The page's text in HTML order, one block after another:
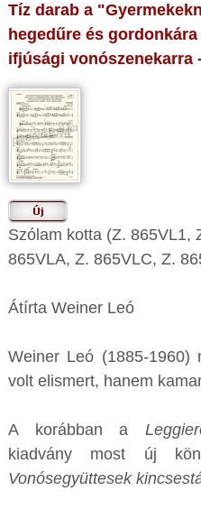
Tíz darab a
hegedűre és
ifjúsági vonószenekarra
Szólam kotta (Z. 865VL1,
865VLA, Z. 865VLC, Z.
Átírta Weiner Leó
Weiner Leó (1885-1960)
volt elismert, hanem
A korábban a
kiadvány most új
Vonósegyüttesek